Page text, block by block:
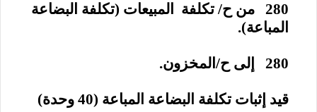
280 من ح/ تكلفة المبيعات (تكلفة البضاعة
المباعة).
280 إلى ح/المخزون.
قيد إثبات تكلفة البضاعة المباعة (40 وحدة)